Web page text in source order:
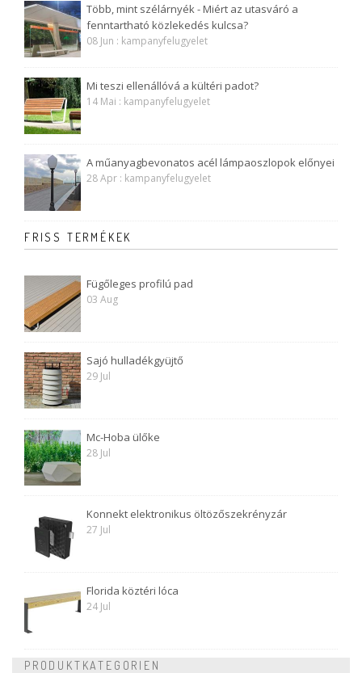
Több, mint szélárnyék - Miért az utasváró a
fenntartható közlekedés kulcsa?
08 Jun : kampanyfelugyelet
Mi teszi ellenállóvá a kültéri padot?
14 Mai : kampanyfelugyelet
A műanyagbevonatos acél lámpaoszlopok előnyei
28 Apr : kampanyfelugyelet
FRISS TERMÉKEK
Fügőleges profilú pad
03 Aug
Sajó hulladékgyüjtő
29 Jul
Mc-Hoba ülőke
28 Jul
Konnekt elektronikus öltözőszekrényzár
27 Jul
Florida köztéri lóca
24 Jul
PRODUKTKATEGORIEN